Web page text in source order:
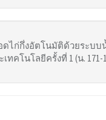
ดไก่กึ่งอัตโนมัติด้วยระบ
คโนโลยีครั้งที่ 1 (น. 171-